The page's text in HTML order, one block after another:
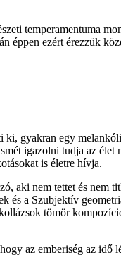
temperamentuma
éppen ezért érezzük
ki, gyakran egy
igazolni tudja az élet
is életre hívja.
aki nem tettet és nem
és a Szubjektív
tömör
az emberiség az idő